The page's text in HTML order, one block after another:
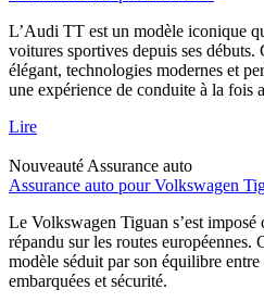
L’Audi TT est un modèle iconique
voitures sportives depuis ses
élégant, technologies modernes et
une expérience de conduite à la fois
Lire
Nouveauté Assurance auto
Assurance auto pour Volkswagen
Le Volkswagen Tiguan s’est
répandu sur les routes européennes.
modèle séduit par son équilibre
embarquées et sécurité.